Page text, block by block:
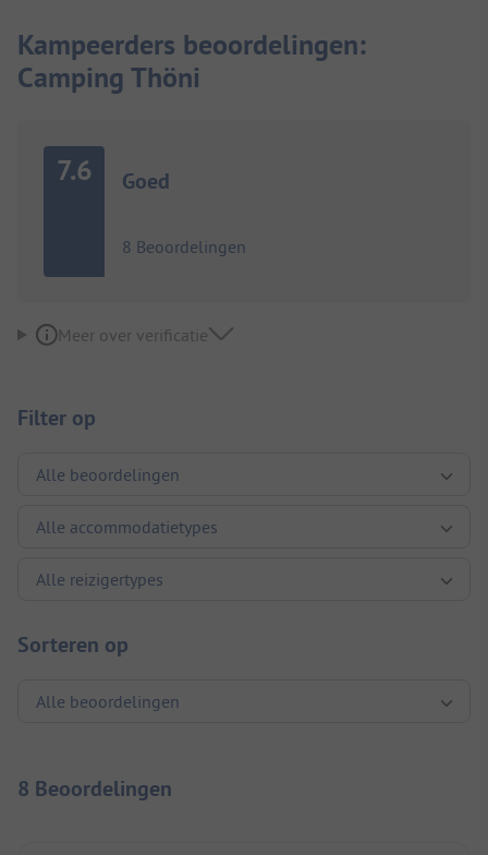
Kampeerders beoordelingen:
Camping Thöni
7.6 Goed
8 Beoordelingen
Meer over verificatie
Filter op
Sorteren op
8 Beoordelingen